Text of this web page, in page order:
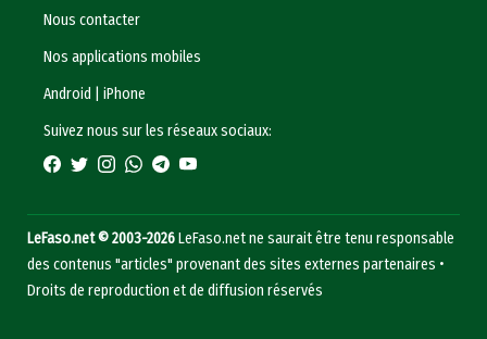
Nous contacter
Nos applications mobiles
Android |iPhone
Suivez nous sur les réseaux sociaux:
LeFaso.net © 2003-2026LeFaso.net ne saurait être tenu responsable
des contenus "articles" provenant des sites externes partenaires •
Droits de reproduction et de diffusion réservés